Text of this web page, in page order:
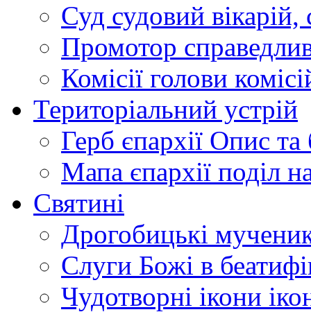
Суд судовий вікарій,
Промотор
Комісії голови
Територіальний устрій
Герб єпархії Опис та
Мапа єпархії поділ
Святині
Дрогобицькі
Слуги Божі в
Чудотворні ікони